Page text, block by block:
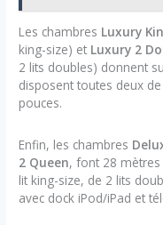
Les chambres Luxury
king-size) et Luxury 2
2 lits doubles) donnent
disposent toutes deux
pouces.
Enfin, les chambres
2 Queen, font 28 mètres
lit king-size, de 2 lits
avec dock iPod/iPad et